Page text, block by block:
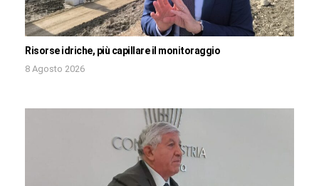
Risorse idriche, più capillare il monitoraggio
8 Agosto 2026